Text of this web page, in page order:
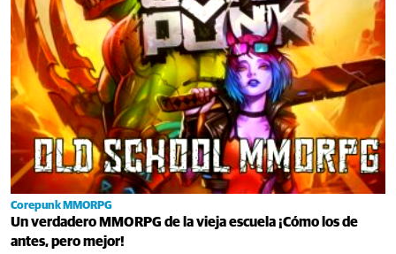
Corepunk MMORPG
Un verdadero MMORPG de la vieja escuela ¡Cómo los de
antes, pero mejor!